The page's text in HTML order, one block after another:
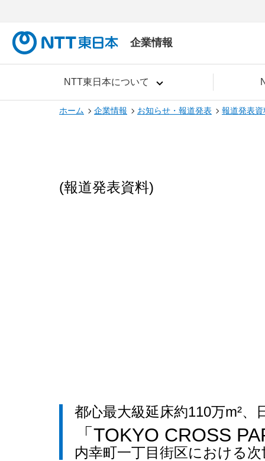
企業情報
NTT東日本について
ホーム 企業情報 お知らせ・報道発表 報道発表資
(報道発表資料)
都心最大級延床約110万m²
「TOKYO CROSS
内幸町一丁目街区における